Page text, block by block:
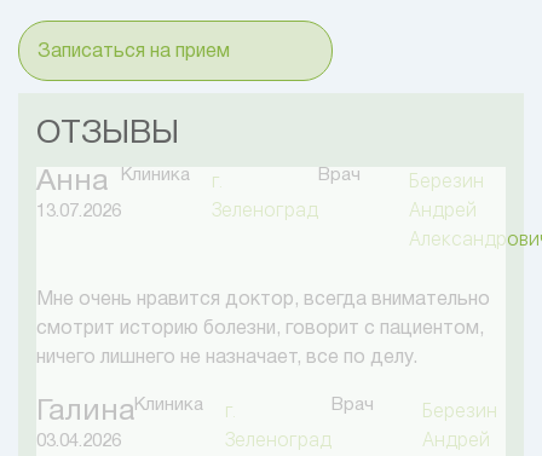
Записаться на прием
ОТЗЫВЫ
Анна
13.07.2026
Клиника
г.
Зеленоград
Врач
Березин
Андрей
Мне очень нравится доктор, всегда внимательно
смотрит историю болезни, говорит с пациентом,
ничего лишнего не назначает, все по делу.
Галина
03.04.2026
Клиника
г.
Зеленоград
Врач
Березин
Андрей